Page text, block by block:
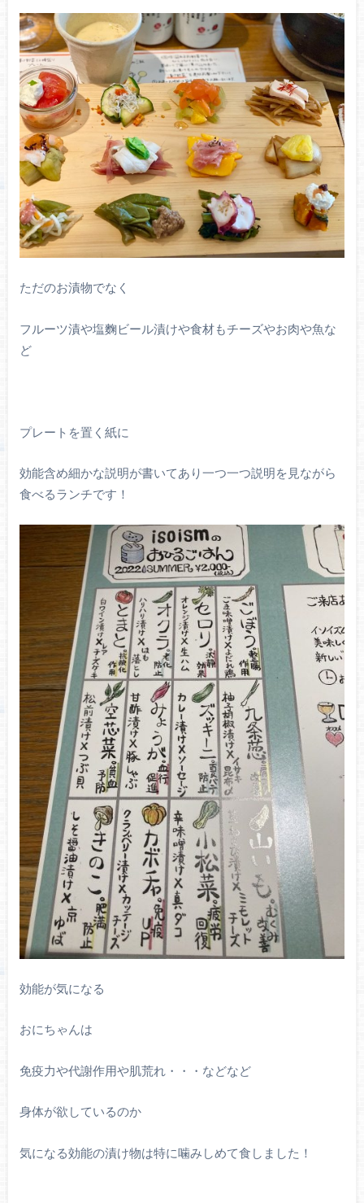
ただのお漬物でなく
フルーツ漬や塩麴ビール漬けや食材もチーズやお肉や魚な
ど
プレートを置く紙に
効能含め細かな説明が書いてあり一つ一つ説明を見ながら
食べるランチです！
効能が気になる
おにちゃんは
免疫力や代謝作用や肌荒れ・・・などなど
身体が欲しているのか
気になる効能の漬け物は特に噛みしめて食しました！